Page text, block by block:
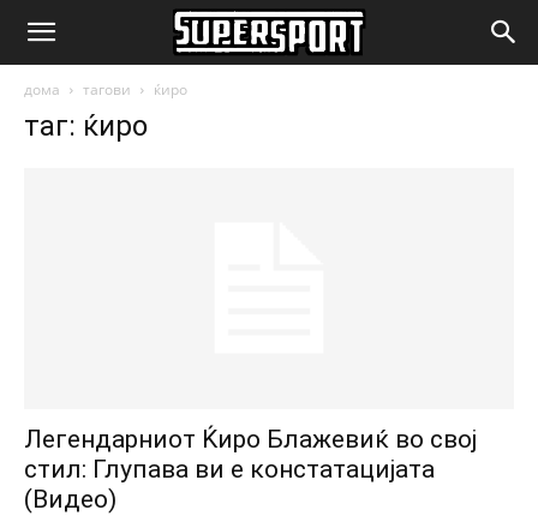
SuperSport.mk
дома тагови ќиро
таг: ќиро
Легендарниот Ќиро Блажевиќ во свој
стил: Глупава ви е констатацијата
(Видео)